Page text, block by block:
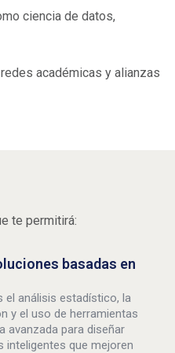
ciencia de datos,
académicas y alianzas
te permitirá:
basadas en
el análisis estadístico, la
y el uso de herramientas
avanzada para diseñar
inteligentes que mejoren